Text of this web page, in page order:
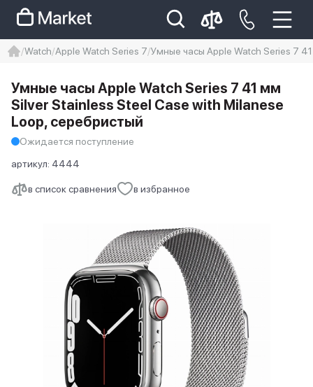
Iphone 14 pro max
айфон 14
Watch Apple Watch Series 7 Умные часы Apple Watch Series 7
в список сравнения в избранное
Умные часы Apple Watch Series 7 41 мм
Silver Stainless Steel Case with Milanese
Loop, серебристый
Ожидается поступление
артикул: 4444